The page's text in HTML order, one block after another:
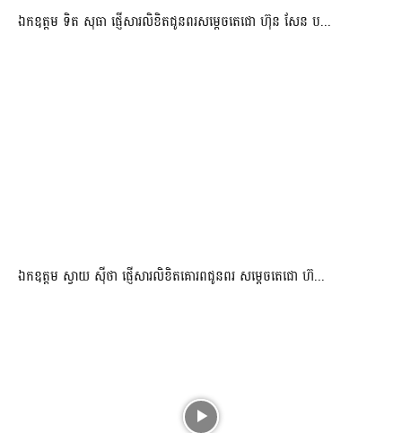
ឯកឧត្តម ទិត សុធា ផ្ញើសារលិខិតជូនពរសម្តេចតេជោ ហ៊ុន សែន ប...
ឯកឧត្តម ស្វាយ ស៊ីថា ផ្ញើសារលិខិតគោរពជូនពរ សម្ដេចតេជោ ហ៊...